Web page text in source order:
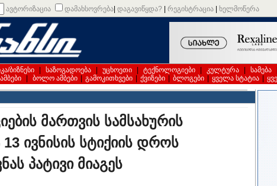
ავტორიზაცია დამახსოვრება დაგავიწყდა? რეგისტრაცია ხელმოწერა
ბიზნესი საზოგადოება უცხოეთი ტექნოლოგიები კულტურა სამება
ბოლო ამბები გამოკითხვები ქვიზები ბლოგები ყველა სტატია
მართვის სამსახურის
ივნისის სტიქიის დროს
პატივი მიაგეს